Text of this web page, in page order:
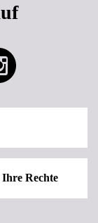
Rechte